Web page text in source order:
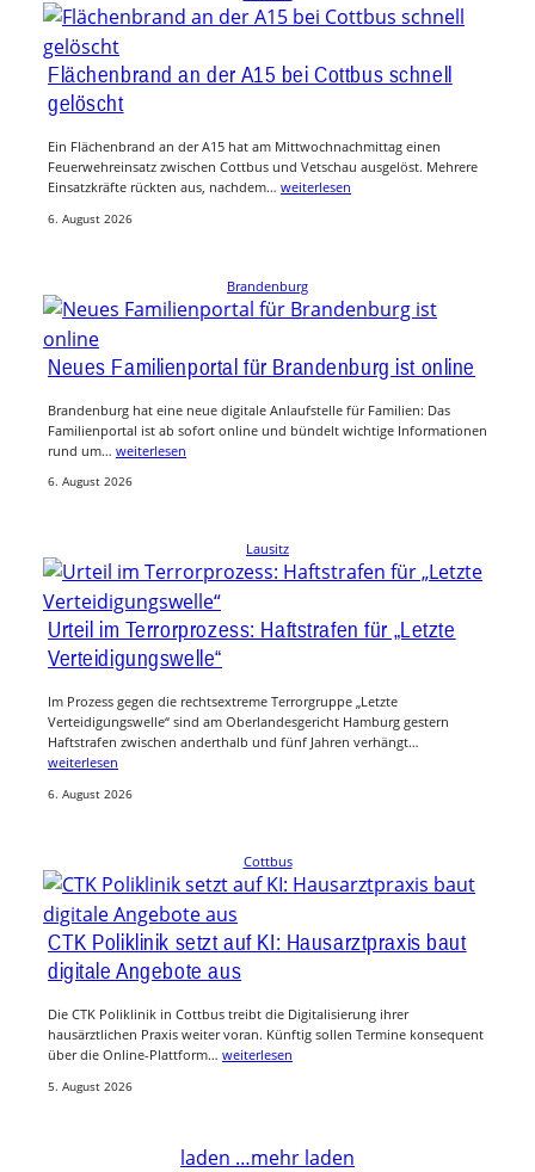
Flächenbrand an der A15 bei Cottbus schnell
gelöscht
Ein Flächenbrand an der A15 hat am Mittwochnachmittag einen
Feuerwehreinsatz zwischen Cottbus und Vetschau ausgelöst. Mehrere
Einsatzkräfte rückten aus, nachdem… weiterlesen
6. August 2026
Brandenburg
Neues Familienportal für Brandenburg ist online
Brandenburg hat eine neue digitale Anlaufstelle für Familien: Das
Familienportal ist ab sofort online und bündelt wichtige Informationen
rund um… weiterlesen
6. August 2026
Lausitz
Urteil im Terrorprozess: Haftstrafen für „Letzte
Verteidigungswelle“
Im Prozess gegen die rechtsextreme Terrorgruppe „Letzte
Verteidigungswelle“ sind am Oberlandesgericht Hamburg gestern
Haftstrafen zwischen anderthalb und fünf Jahren verhängt…
weiterlesen
6. August 2026
Cottbus
CTK Poliklinik setzt auf KI: Hausarztpraxis baut
digitale Angebote aus
Die CTK Poliklinik in Cottbus treibt die Digitalisierung ihrer
hausärztlichen Praxis weiter voran. Künftig sollen Termine konsequent
über die Online-Plattform… weiterlesen
5. August 2026
laden …mehr laden